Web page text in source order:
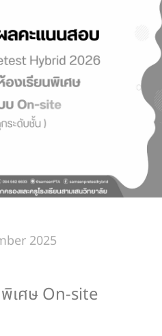
2025
เศษ On-site